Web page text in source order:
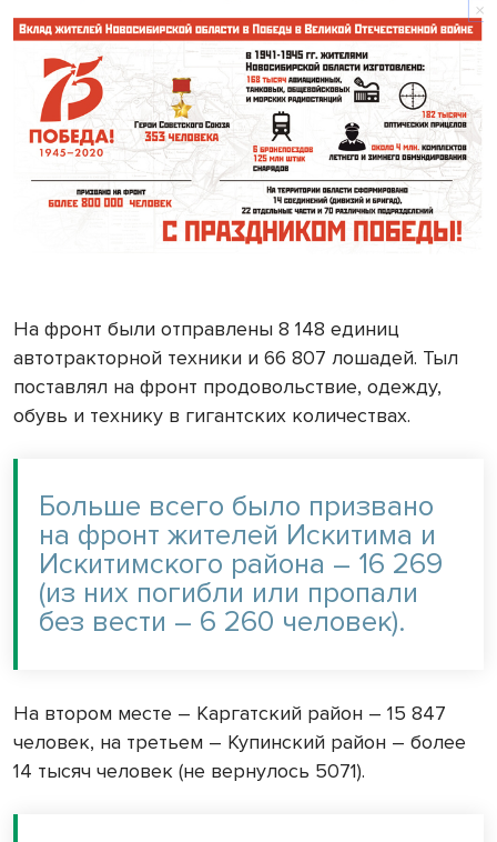
На фронт были отправлены 8 148 единиц
автотракторной техники и 66 807 лошадей. Тыл
поставлял на фронт продовольствие, одежду,
обувь и технику в гигантских количествах.
Больше всего было призвано
на фронт жителей Искитима и
Искитимского района – 16 269
(из них погибли или пропали
без вести – 6 260 человек).
На втором месте – Каргатский район – 15 847
человек, на третьем – Купинский район – более
14 тысяч человек (не вернулось 5071).